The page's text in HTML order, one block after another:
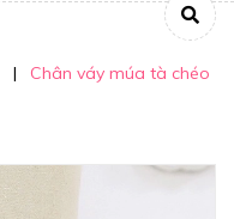
|
Chân váy múa tà chéo